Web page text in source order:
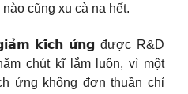
cũng xu cà na hết.
𝗸𝗶́𝗰𝗵 𝘂̛́𝗻𝗴 được R&D
chút kĩ lắm luôn, vì một
ứng không đơn thuần chỉ